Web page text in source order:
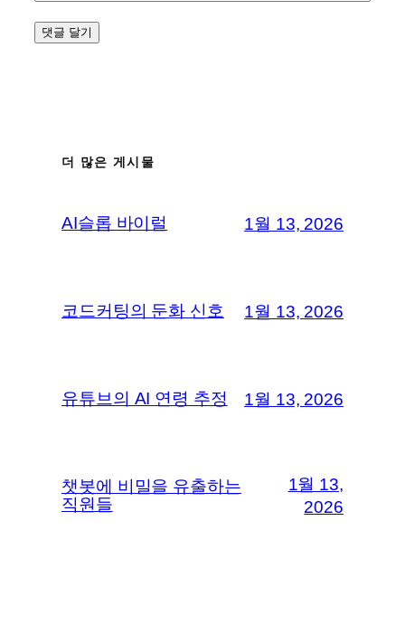
더 많은 게시물
AI슬롭 바이럴 1월 13, 2026
코드커팅의 둔화 신호 1월 13, 2026
유튜브의 AI 연령 추정 1월 13, 2026
챗봇에 비밀을 유출하는
직원들
1월 13,
2026